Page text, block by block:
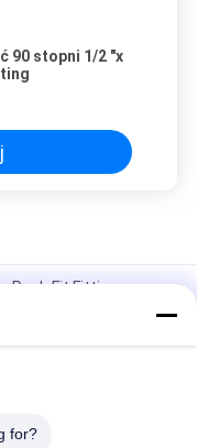
90 stopni 1/2 "x
Push Fit Fitting
rur miedzianych 1/2
rur 1x1 cala Złączka
for?